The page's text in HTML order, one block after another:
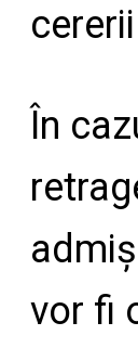
În
vor fi